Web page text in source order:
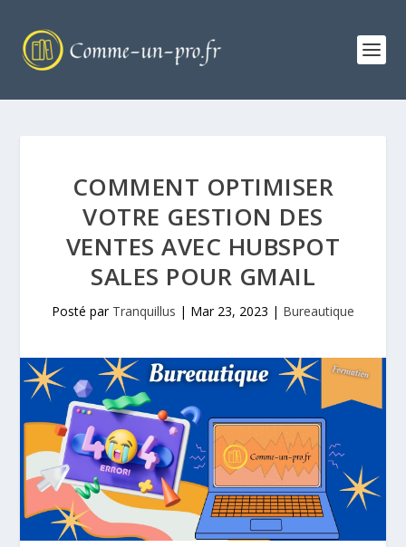
COMMENT OPTIMISER
VOTRE GESTION DES
VENTES AVEC HUBSPOT
SALES POUR GMAIL
Posté par Tranquillus | Mar 23, 2023 | Bureautique